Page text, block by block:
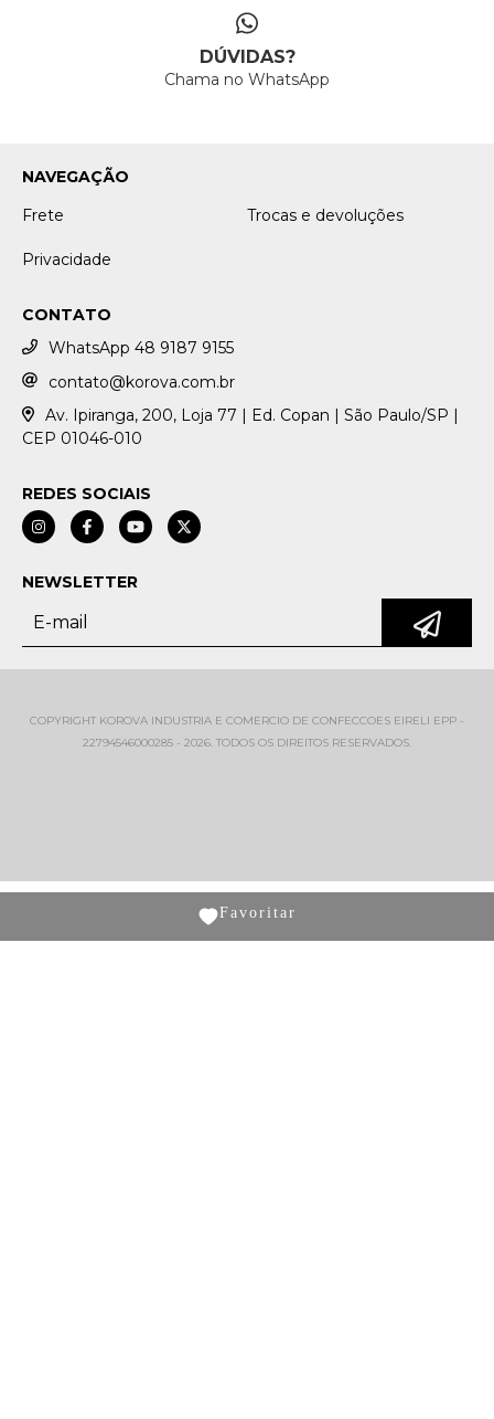
DÚVIDAS?
Chama no WhatsApp
NAVEGAÇÃO
Frete
Trocas e devoluções
Privacidade
CONTATO
WhatsApp 48 9187 9155
contato@korova.com.br
Av. Ipiranga, 200, Loja 77 | Ed. Copan | São Paulo/SP |
CEP 01046-010
REDES SOCIAIS
NEWSLETTER
COPYRIGHT KOROVA INDUSTRIA E COMERCIO DE CONFECCOES EIRELI EPP -
22794546000285 - 2026. TODOS OS DIREITOS RESERVADOS.